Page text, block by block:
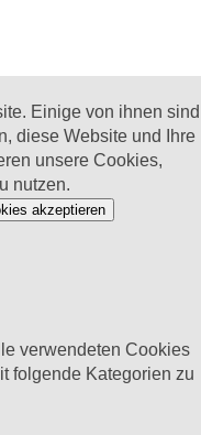
Einige von ihnen sind
diese Website und Ihre
unsere Cookies,
nutzen.
akzeptieren
verwendeten Cookies
folgende Kategorien zu